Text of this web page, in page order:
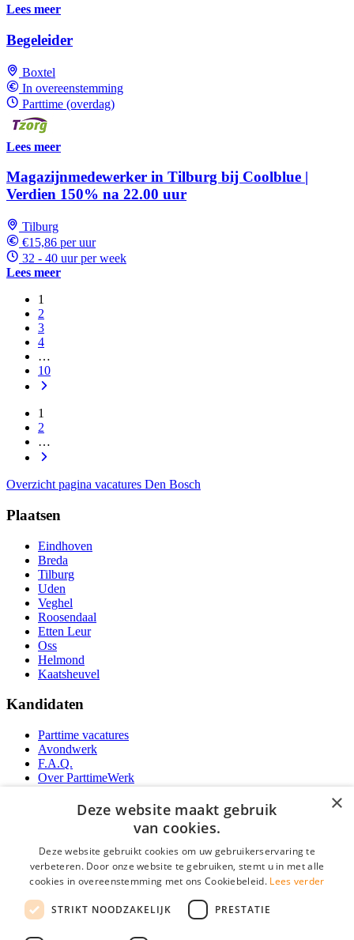
Lees meer
Begeleider
Boxtel
In overeenstemming
Parttime (overdag)
Lees meer
Magazijnmedewerker in Tilburg bij Coolblue |
Verdien 150% na 22.00 uur
Tilburg
€15,86 per uur
32 - 40 uur per week
Lees meer
1
2
3
4
…
10
1
2
…
Overzicht pagina vacatures Den Bosch
Plaatsen
Eindhoven
Breda
Tilburg
Uden
Veghel
Roosendaal
Etten Leur
Oss
Helmond
Kaatsheuvel
Kandidaten
Parttime vacatures
Avondwerk
F.A.Q.
Over ParttimeWerk
YoungCapital Android App
Parttime personeel
Vacature aanmelden
Partners
×
Deze website maakt gebruik
van cookies.
Deze website gebruikt cookies om uw gebruikerservaring te
verbeteren. Door onze website te gebruiken, stemt u in met alle
cookies in overeenstemming met ons Cookiebeleid. Lees verder
STRIKT NOODZAKELIJK PRESTATIE